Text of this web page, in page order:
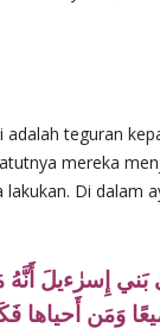
teguran
mereka
Di dalam
بَني إِسرٰءيلَ
وَمَن أَحياها